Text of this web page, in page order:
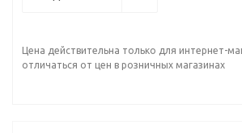
Цена действительна только для интернет-
отличаться от цен в розничных магазинах